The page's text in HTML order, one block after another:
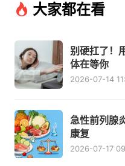
大家都在看
别硬扛了！
体在等你
2026-07-14
急性前列腺
康复
2026-07-17